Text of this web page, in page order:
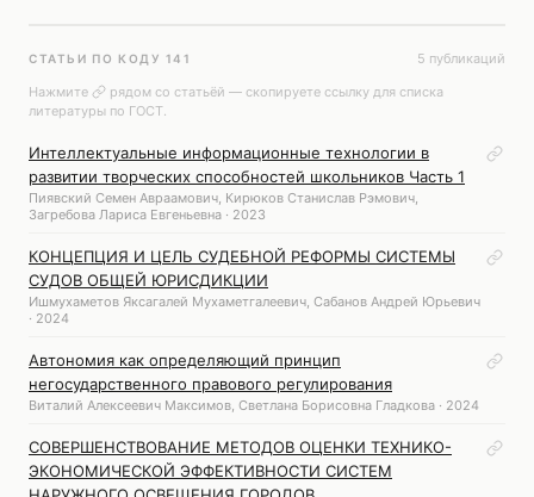
СТАТЬИ ПО КОДУ 141
5 публикаций
Нажмите
рядом со статьёй — скопируете ссылку для списка
литературы по ГОСТ.
Интеллектуальные информационные технологии в
развитии творческих способностей школьников Часть 1
Пиявский Семен Авраамович, Кирюков Станислав Рэмович,
Загребова Лариса Евгеньевна · 2023
КОНЦЕПЦИЯ И ЦЕЛЬ СУДЕБНОЙ РЕФОРМЫ СИСТЕМЫ
СУДОВ ОБЩЕЙ ЮРИСДИКЦИИ
Ишмухаметов Яксагалей Мухаметгалеевич, Сабанов Андрей Юрьевич
· 2024
Автономия как определяющий принцип
негосударственного правового регулирования
Виталий Алексеевич Максимов, Светлана Борисовна Гладкова · 2024
СОВЕРШЕНСТВОВАНИЕ МЕТОДОВ ОЦЕНКИ ТЕХНИКО-
ЭКОНОМИЧЕСКОЙ ЭФФЕКТИВНОСТИ СИСТЕМ